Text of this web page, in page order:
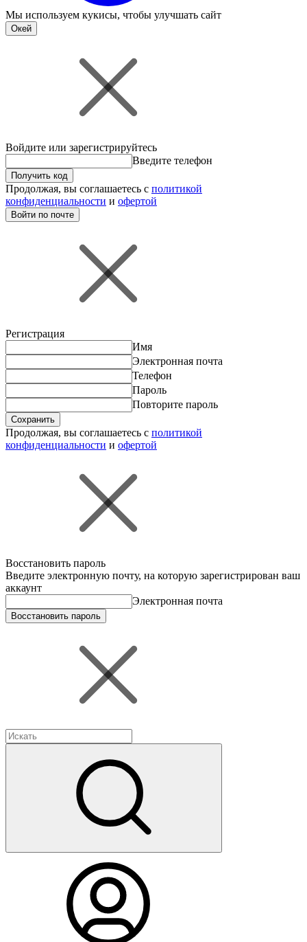
Мы используем кукисы, чтобы улучшать сайт
Окей
Войдите или зарегистрируйтесь
Введите телефон
Получить код
Продолжая, вы соглашаетесь с политикой
конфиденциальности и офертой
Войти по почте
Регистрация
Имя
Электронная почта
Телефон
Пароль
Повторите пароль
Сохранить
Продолжая, вы соглашаетесь с политикой
конфиденциальности и офертой
Восстановить пароль
Введите электронную почту, на которую зарегистрирован ваш
аккаунт
Электронная почта
Восстановить пароль